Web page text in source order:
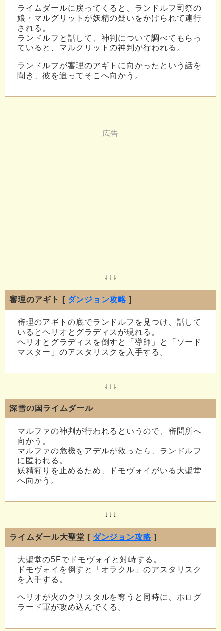
ライムダールに戻ってくると、ランドルフ司祭の
娘・マルグリットが妖精の疑いをかけられて連行
される。
ランドルフと話して、神判について調べてもらっ
ていると、マルグリットの神判が行われる。
ランドルフが審理のアギトに向かったという話を
聞き、彼を追ってそこへ向かう。
↓↓↓
審理のアギト [ ダンジョン攻略 ]
審理のアギトの底でランドルフを見つけ、話して
いるとヘリオとグラディスが現れる。
ヘリオとグラディスを倒すと「導師」と「ソード
マスター」のアスタリスクを入手する。
↓↓↓
深雪の国ライムダール
マルファの神判が行われるというので、審問所へ
向かう。
マルファの危機をアデルが救ったら、ランドルフ
に匿われる。
妖精狩りを止めるため、ドモヴォイがいる大聖堂
へ向かう。
↓↓↓
ライムダール大聖堂 [ ダンジョン攻略 ]
大聖堂の5Fでドモヴォイと対峙する。
ドモヴォイを倒すと「オラクル」のアスタリスク
を入手する。
ヘリオが火のクリスタルを奪うと同時に、ホログ
ラード軍が攻め込んでくる。